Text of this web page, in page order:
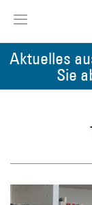
Aktuelles
Sie